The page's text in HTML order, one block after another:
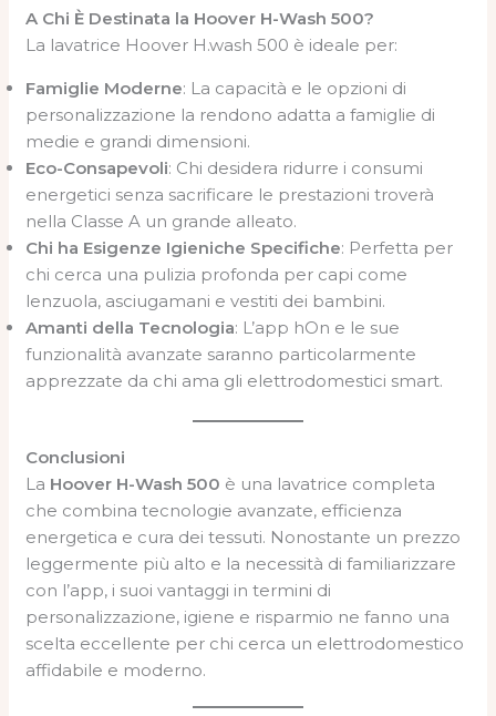
A Chi È Destinata la Hoover H-Wash 500?
La lavatrice Hoover H.wash 500 è ideale per:
Famiglie Moderne: La capacità e le opzioni di
personalizzazione la rendono adatta a famiglie di
medie e grandi dimensioni.
Eco-Consapevoli: Chi desidera ridurre i consumi
energetici senza sacrificare le prestazioni troverà
nella Classe A un grande alleato.
Chi ha Esigenze Igieniche Specifiche: Perfetta per
chi cerca una pulizia profonda per capi come
lenzuola, asciugamani e vestiti dei bambini.
Amanti della Tecnologia: L’app hOn e le sue
funzionalità avanzate saranno particolarmente
apprezzate da chi ama gli elettrodomestici smart.
Conclusioni
La Hoover H-Wash 500 è una lavatrice completa
che combina tecnologie avanzate, efficienza
energetica e cura dei tessuti. Nonostante un prezzo
leggermente più alto e la necessità di familiarizzare
con l’app, i suoi vantaggi in termini di
personalizzazione, igiene e risparmio ne fanno una
scelta eccellente per chi cerca un elettrodomestico
affidabile e moderno.